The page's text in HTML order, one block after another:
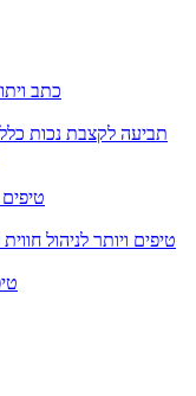
כתב
תביעה לקצבת נכות כללית
7